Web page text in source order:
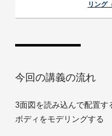
リング
今回の講義の流れ
3面図を読み込んで配置す
ボディをモデリングする